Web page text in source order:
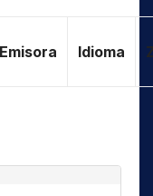
Emisora Idioma